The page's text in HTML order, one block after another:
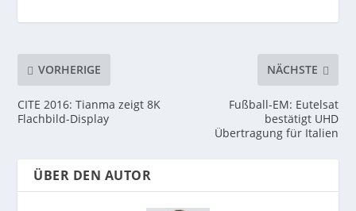
VORHERIGE
CITE 2016: Tianma zeigt 8K
Flachbild-Display
NÄCHSTE
Fußball-EM: Eutelsat
bestätigt UHD
Übertragung für Italien
ÜBER DEN AUTOR